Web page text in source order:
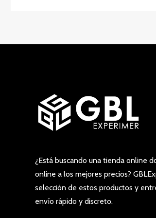
¿Está buscando una tienda online
online a los mejores precios?
selección de estos productos y
envío rápido y discreto.